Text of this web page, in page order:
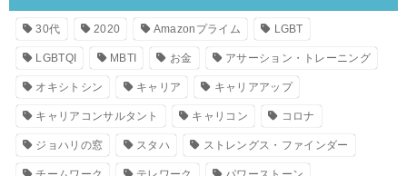
30代 2020 Amazonプライム LGBT
LGBTQI MBTI お金 アサーション・トレーニング
オキシトシン キャリア キャリアアップ
キャリアコンサルタント キャリコン コロナ
ジョハリの窓 スタハ ストレングス・ファインダー